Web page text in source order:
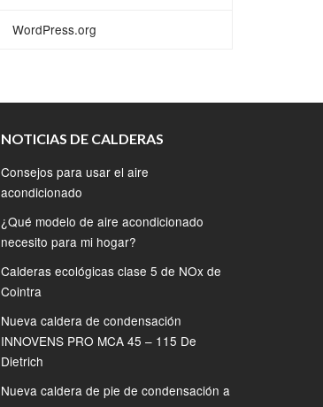
WordPress.org
NOTICIAS DE CALDERAS
Consejos para usar el aire
acondicionado
¿Qué modelo de aire acondicionado
necesito para mi hogar?
Calderas ecológicas clase 5 de NOx de
Cointra
Nueva caldera de condensación
INNOVENS PRO MCA 45 – 115 De
Dietrich
Nueva caldera de pie de condensación a